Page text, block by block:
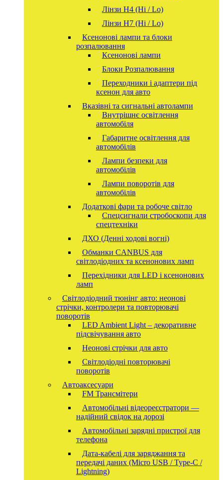
Лінзи Н4 (Hi / Lo)
Лінзи Н7 (Hi / Lo)
Ксенонові лампи та блоки
розпалювання
Ксенонові лампи
Блоки Розпалювання
Переходники і адаптери під
ксенон для авто
Вказівні та сигнальні автолампи
Внутрішнє освітлення
автомобіля
Габаритне освітлення для
автомобілів
Лампи безпеки для
автомобілів
Лампи поворотів для
автомобілів
Додаткові фари та робоче світло
Спецсигнали стробоскопи для
спецтехніки
ДХО (Денні ходові вогні)
Обманки CANBUS для
світлодіодних та ксенонових ламп
Перехідники для LED і ксенонових
ламп
Світлодіодний тюнінг авто: неонові
стрічки, контролери та повторювачі
поворотів
LED Ambient Light – декоративне
підсвічування авто
Неонові стрічки для авто
Світлодіодні повторювачі
поворотів
Автоаксесуари
FM Трансмітери
Автомобільні відеореєстратори —
надійний свідок на дорозі
Автомобільні зарядні пристрої для
телефона
Дата-кабелі для заряджання та
передачі даних (Micro USB / Type-C /
Lightning)